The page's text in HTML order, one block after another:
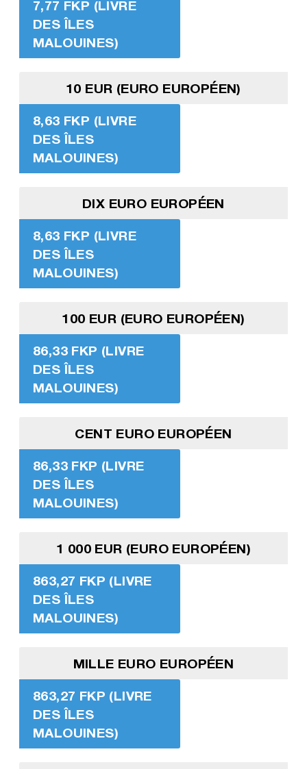
7,77 FKP (LIVRE
DES ÎLES
MALOUINES)
10 EUR (EURO EUROPÉEN)
8,63 FKP (LIVRE
DES ÎLES
MALOUINES)
DIX EURO EUROPÉEN
8,63 FKP (LIVRE
DES ÎLES
MALOUINES)
100 EUR (EURO EUROPÉEN)
86,33 FKP (LIVRE
DES ÎLES
MALOUINES)
CENT EURO EUROPÉEN
86,33 FKP (LIVRE
DES ÎLES
MALOUINES)
1 000 EUR (EURO EUROPÉEN)
863,27 FKP (LIVRE
DES ÎLES
MALOUINES)
MILLE EURO EUROPÉEN
863,27 FKP (LIVRE
DES ÎLES
MALOUINES)